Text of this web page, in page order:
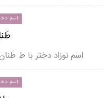
اسم
اسم نوزاد دختر با ط
اسم